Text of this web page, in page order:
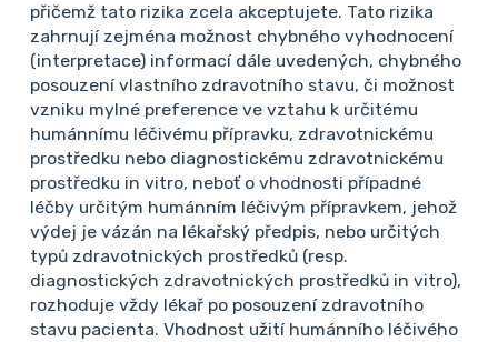
imunoelfo.
MUDr. Liliana Šedová
24. 9. 2024 11:20
Další případy
přičemž tato rizika zcela akceptujete. Tato rizika
zahrnují zejména možnost chybného vyhodnocení
(interpretace) informací dále uvedených, chybného
posouzení vlastního zdravotního stavu, či možnost
vzniku mylné preference ve vztahu k určitému
humánnímu léčivému přípravku, zdravotnickému
prostředku nebo diagnostickému zdravotnickému
prostředku in vitro, neboť o vhodnosti případné
léčby určitým humánním léčivým přípravkem, jehož
výdej je vázán na lékařský předpis, nebo určitých
typů zdravotnických prostředků (resp.
diagnostických zdravotnických prostředků in vitro),
rozhoduje vždy lékař po posouzení zdravotního
stavu pacienta. Vhodnost užití humánního léčivého